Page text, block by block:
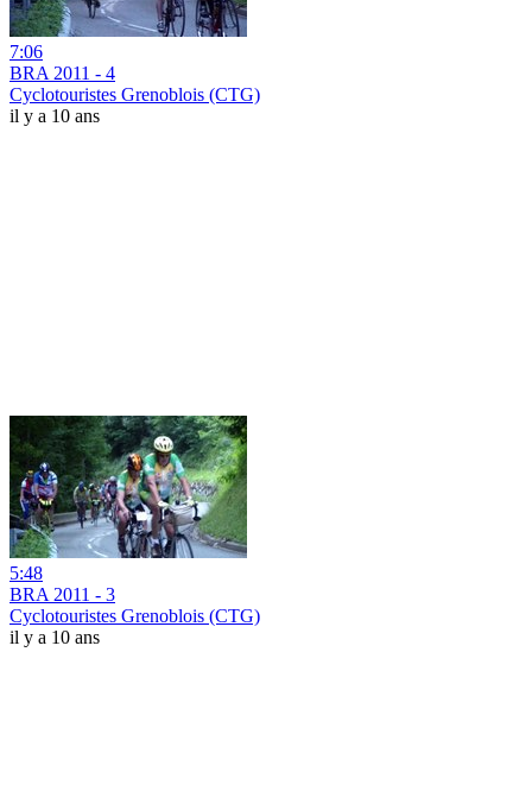
7:06
BRA 2011 - 4
Cyclotouristes Grenoblois (CTG)
il y a 10 ans
5:48
BRA 2011 - 3
Cyclotouristes Grenoblois (CTG)
il y a 10 ans